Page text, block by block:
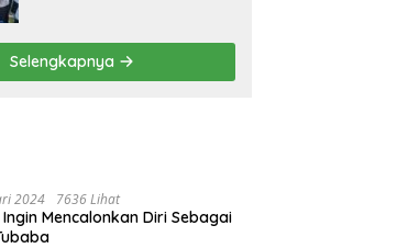
Selengkapnya
2024 7636 Lihat
Mencalonkan Diri Sebagai